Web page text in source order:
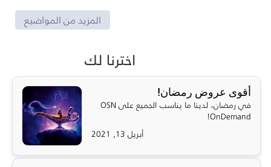
المزيد من المواضيع
اخترنا لك
أقوى عروض رمضان!
في رمضان، لدينا ما يناسب الجميع على OSN
OnDemand!
أبريل 13, 2021